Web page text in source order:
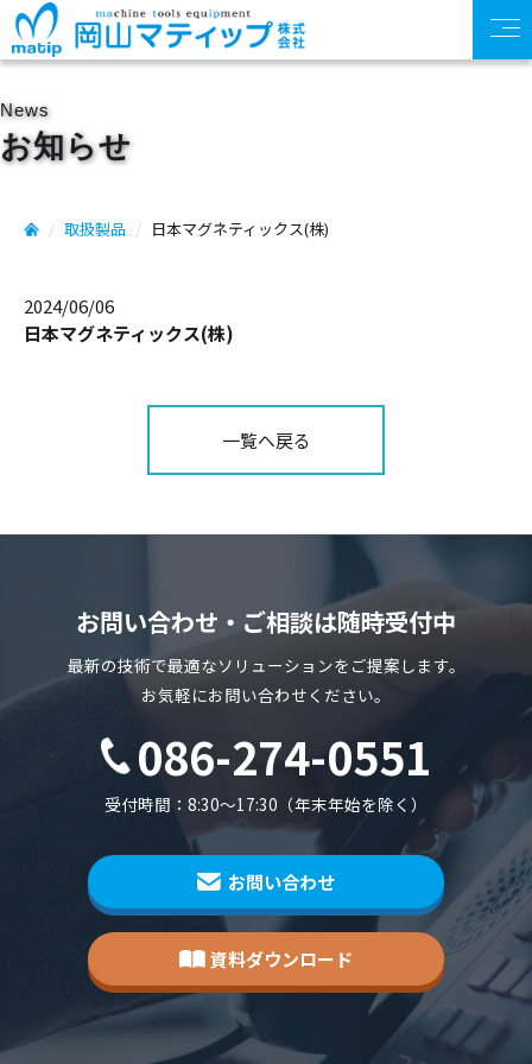
News
お知らせ
取扱製品 日本マグネティックス(株)
2024/06/06
日本マグネティックス(株)
一覧へ戻る
お問い合わせ・ご相談は随時受付中
最新の技術で最適なソリューションをご提案します。
お気軽にお問い合わせください。
086-274-0551
受付時間：8:30～17:30（年末年始を除く）
お問い合わせ
資料ダウンロード